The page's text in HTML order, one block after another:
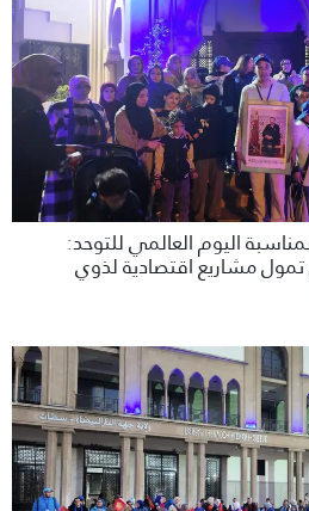
اليوم العالمي للتوحد:
تمول مشاريع اقتصادية لذوي